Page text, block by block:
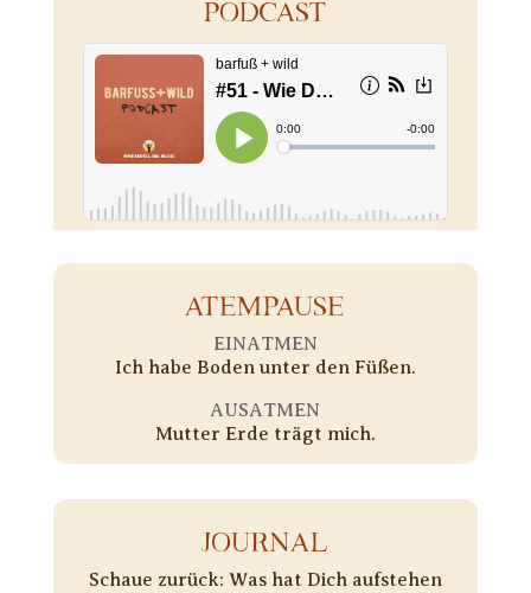
PODCAST
ATEMPAUSE
EINATMEN
Ich habe Boden unter den Füßen.
AUSATMEN
Mutter Erde trägt mich.
JOURNAL
Schaue zurück: Was hat Dich aufstehen